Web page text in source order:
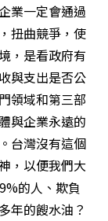
業一定會通過
扭曲競爭，使
，是看政府有
與支出是否公
領域和第三部
與企業永遠的
台灣沒有這個
，以便我們大
的人、欺負
年的餿水油？